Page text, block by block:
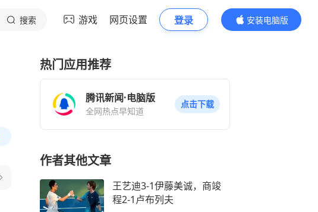
搜索 游戏 网页设置 登录
安装电脑版
内容更精彩
热门应用推荐
腾讯新闻·电脑版
全网热点早知道
点击下载
作者其他文章
王艺迪3-1伊藤美诚，商竣
程2-1卢布列夫